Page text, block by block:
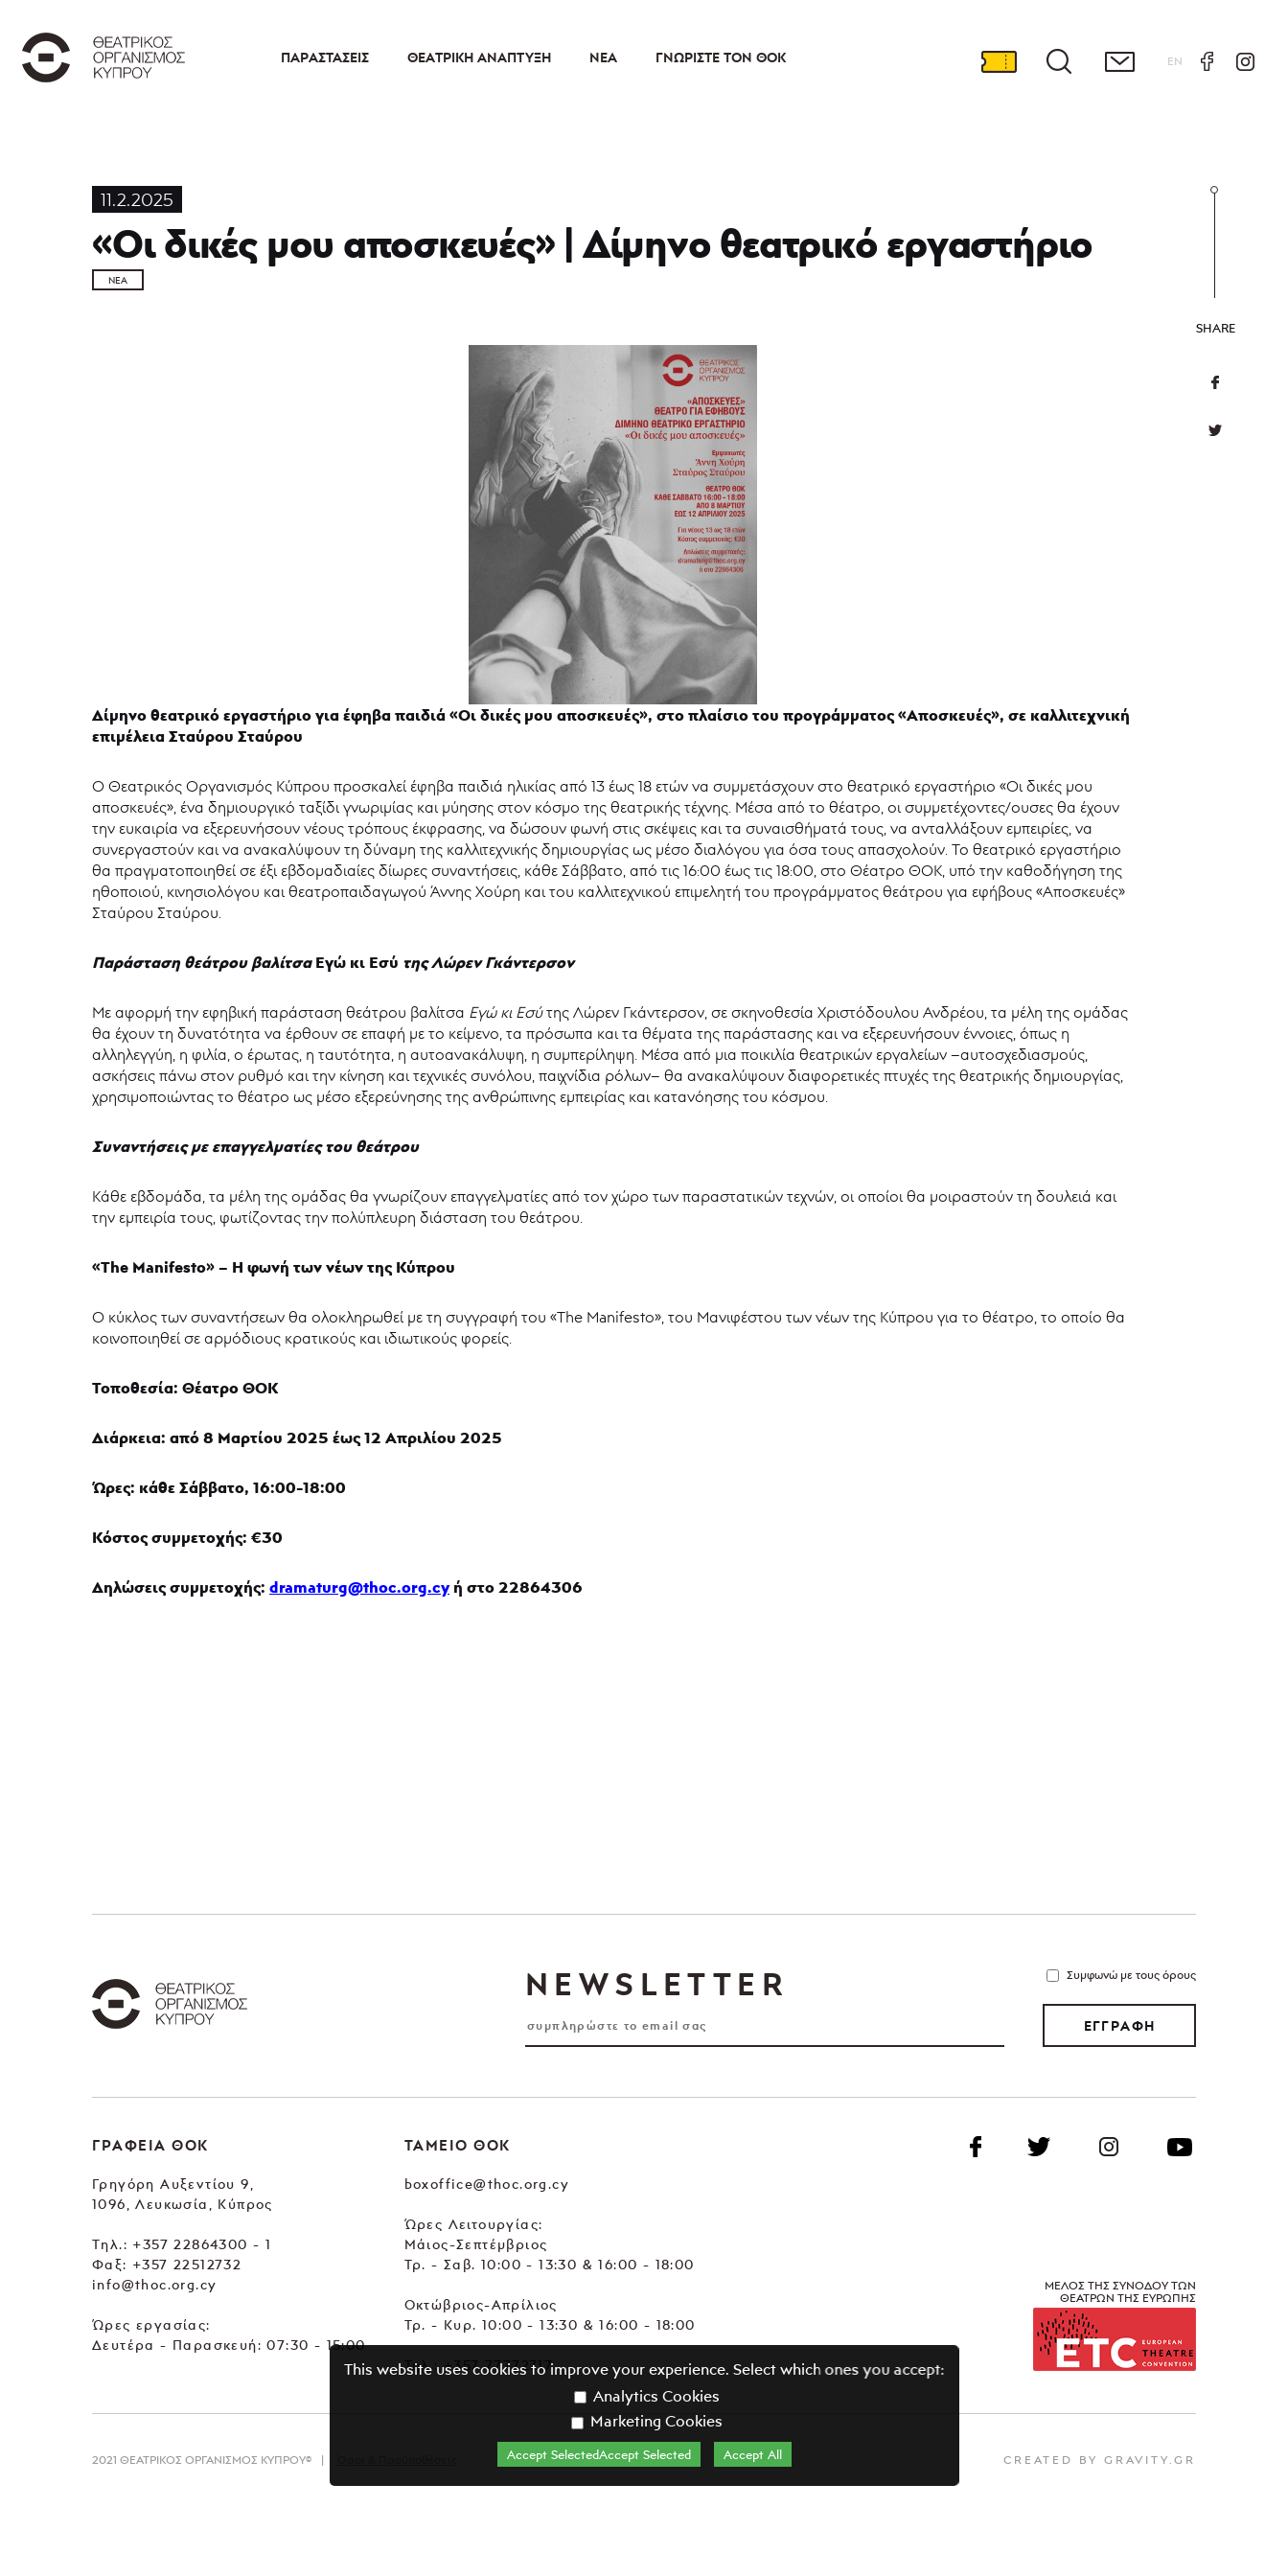
ΠΑΡΑΣΤΆΣΕΙΣ ΘΕΑΤΡΙΚΉ ΑΝΆΠΤΥΞΗ ΝΈΑ ΓΝΩΡΊΣΤΕ ΤΟΝ ΘΟΚ EN
11.2.2025
«Οι δικές μου αποσκευές» | Δίμηνο θεατρικό εργαστήριο
ΝΈΑ
SHARE
Δίμηνο θεατρικό εργαστήριο για έφηβα παιδιά «Οι δικές μου αποσκευές», στο πλαίσιο του προγράμματος «Αποσκευές», σε καλλιτεχνική
επιμέλεια Σταύρου Σταύρου
Ο Θεατρικός Οργανισμός Κύπρου προσκαλεί έφηβα παιδιά ηλικίας από 13 έως 18 ετών να συμμετάσχουν στο θεατρικό εργαστήριο «Οι δικές μου
αποσκευές», ένα δημιουργικό ταξίδι γνωριμίας και μύησης στον κόσμο της θεατρικής τέχνης. Μέσα από το θέατρο, οι συμμετέχοντες/ουσες θα έχουν
την ευκαιρία να εξερευνήσουν νέους τρόπους έκφρασης, να δώσουν φωνή στις σκέψεις και τα συναισθήματά τους, να ανταλλάξουν εμπειρίες, να
συνεργαστούν και να ανακαλύψουν τη δύναμη της καλλιτεχνικής δημιουργίας ως μέσο διαλόγου για όσα τους απασχολούν. Το θεατρικό εργαστήριο
θα πραγματοποιηθεί σε έξι εβδομαδιαίες δίωρες συναντήσεις, κάθε Σάββατο, από τις 16:00 έως τις 18:00, στο Θέατρο ΘΟΚ, υπό την καθοδήγηση της
ηθοποιού, κινησιολόγου και θεατροπαιδαγωγού Άννης Χούρη και του καλλιτεχνικού επιμελητή του προγράμματος θεάτρου για εφήβους «Αποσκευές»
Σταύρου Σταύρου.
Παράσταση θεάτρου βαλίτσαΕγώ κι Εσύ της Λώρεν Γκάντερσον
Με αφορμή την εφηβική παράσταση θεάτρου βαλίτσα Εγώ κι Εσύτης Λώρεν Γκάντερσον, σε σκηνοθεσία Χριστόδουλου Ανδρέου, τα μέλη της ομάδας
θα έχουν τη δυνατότητα να έρθουν σε επαφή με το κείμενο, τα πρόσωπα και τα θέματα της παράστασης και να εξερευνήσουν έννοιες, όπως η
αλληλεγγύη, η φιλία, ο έρωτας, η ταυτότητα, η αυτοανακάλυψη, η συμπερίληψη. Μέσα από μια ποικιλία θεατρικών εργαλείων –αυτοσχεδιασμούς,
ασκήσεις πάνω στον ρυθμό και την κίνηση και τεχνικές συνόλου, παιχνίδια ρόλων– θα ανακαλύψουν διαφορετικές πτυχές της θεατρικής δημιουργίας,
χρησιμοποιώντας το θέατρο ως μέσο εξερεύνησης της ανθρώπινης εμπειρίας και κατανόησης του κόσμου.
Συναντήσεις με επαγγελματίες του θεάτρου
Κάθε εβδομάδα, τα μέλη της ομάδας θα γνωρίζουν επαγγελματίες από τον χώρο των παραστατικών τεχνών, οι οποίοι θα μοιραστούν τη δουλειά και
την εμπειρία τους, φωτίζοντας την πολύπλευρη διάσταση του θεάτρου.
«The Manifesto» – Η φωνή των νέων της Κύπρου
Ο κύκλος των συναντήσεων θα ολοκληρωθεί με τη συγγραφή του «The Manifesto», του Μανιφέστου των νέων της Κύπρου για το θέατρο, το οποίο θα
κοινοποιηθεί σε αρμόδιους κρατικούς και ιδιωτικούς φορείς.
Τοποθεσία: Θέατρο ΘΟΚ
Διάρκεια: από 8 Μαρτίου 2025 έως 12 Απριλίου 2025
Ώρες: κάθε Σάββατο, 16:00-18:00
Κόστος συμμετοχής: €30
Δηλώσεις συμμετοχής: dramaturg@thoc.org.cyή στο 22864306
NEWSLETTER Συμφωνώ με τους όρους
ΕΓΓΡΑΦΗ
ΓΡΑΦΕΙΑ ΘΟΚ
Γρηγόρη Αυξεντίου 9,
1096, Λευκωσία, Κύπρος
Tηλ.: +357 22864300 - 1
Φαξ: +357 22512732
info@thoc.org.cy
Ώρες εργασίας:
Δευτέρα - Παρασκευή: 07:30 - 15:00
ΤΑΜΕΙΟ ΘΟΚ
boxoffice@thoc.org.cy
Ώρες Λειτουργίας:
Μάιος-Σεπτέμβριος
Τρ. - Σαβ. 10:00 - 13:30 & 16:00 - 18:00
Οκτώβριος-Απρίλιος
Τρ. - Κυρ. 10:00 - 13:30 & 16:00 - 18:00
Τηλ.:+357 77772717
ΜΕΛΟΣ ΤΗΣ ΣΥΝΟΔΟΥ ΤΩΝ
ΘΕΑΤΡΩΝ ΤΗΣ ΕΥΡΩΠΗΣ
2021 ΘΕΑΤΡΙΚΟΣ ΟΡΓΑΝΙΣΜΟΣ ΚΥΠΡΟΥ© CREATED BY GRAVITY.GR
This website uses cookies to improve your experience. Select which ones you accept:
Analytics Cookies
Marketing Cookies
Accept SelectedAccept Selected Accept All